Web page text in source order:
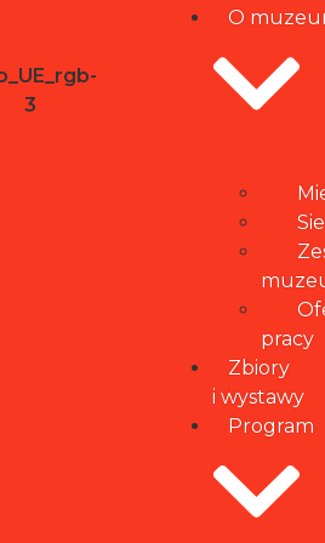
O
pracy
Zbiory
i wystawy
Program